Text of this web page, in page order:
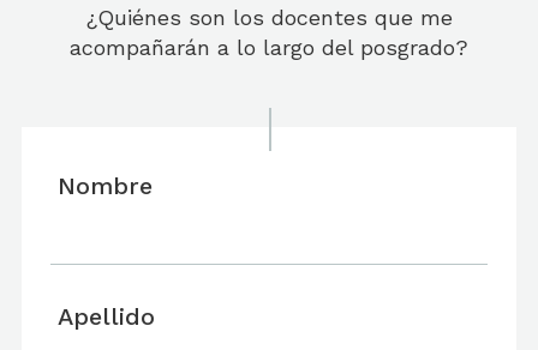
¿Quiénes son los docentes que me
acompañarán a lo largo del posgrado?
Nombre
Apellido